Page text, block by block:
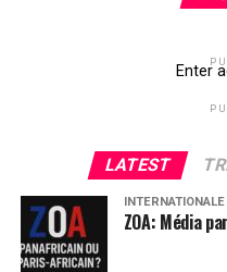
Enter
LATEST
INTERNATIONALE
ZOA: Média